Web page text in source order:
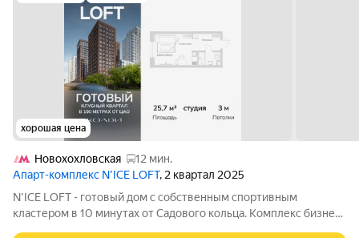
хорошая цена
Новохохловская
12 мин.
Апарт-комплекс N’ICE LOFT, 2 квартал 2025
N'ICE LOFT - готовый дом с собственным спортивным
кластером в 10 минутах от Садового кольца. Комплекс бизнес-